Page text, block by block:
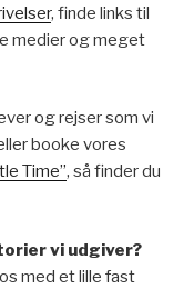
, finde links til
medier og meget
og rejser som vi
booke vores
Time”, så finder du
vi udgiver?
med et lille fast